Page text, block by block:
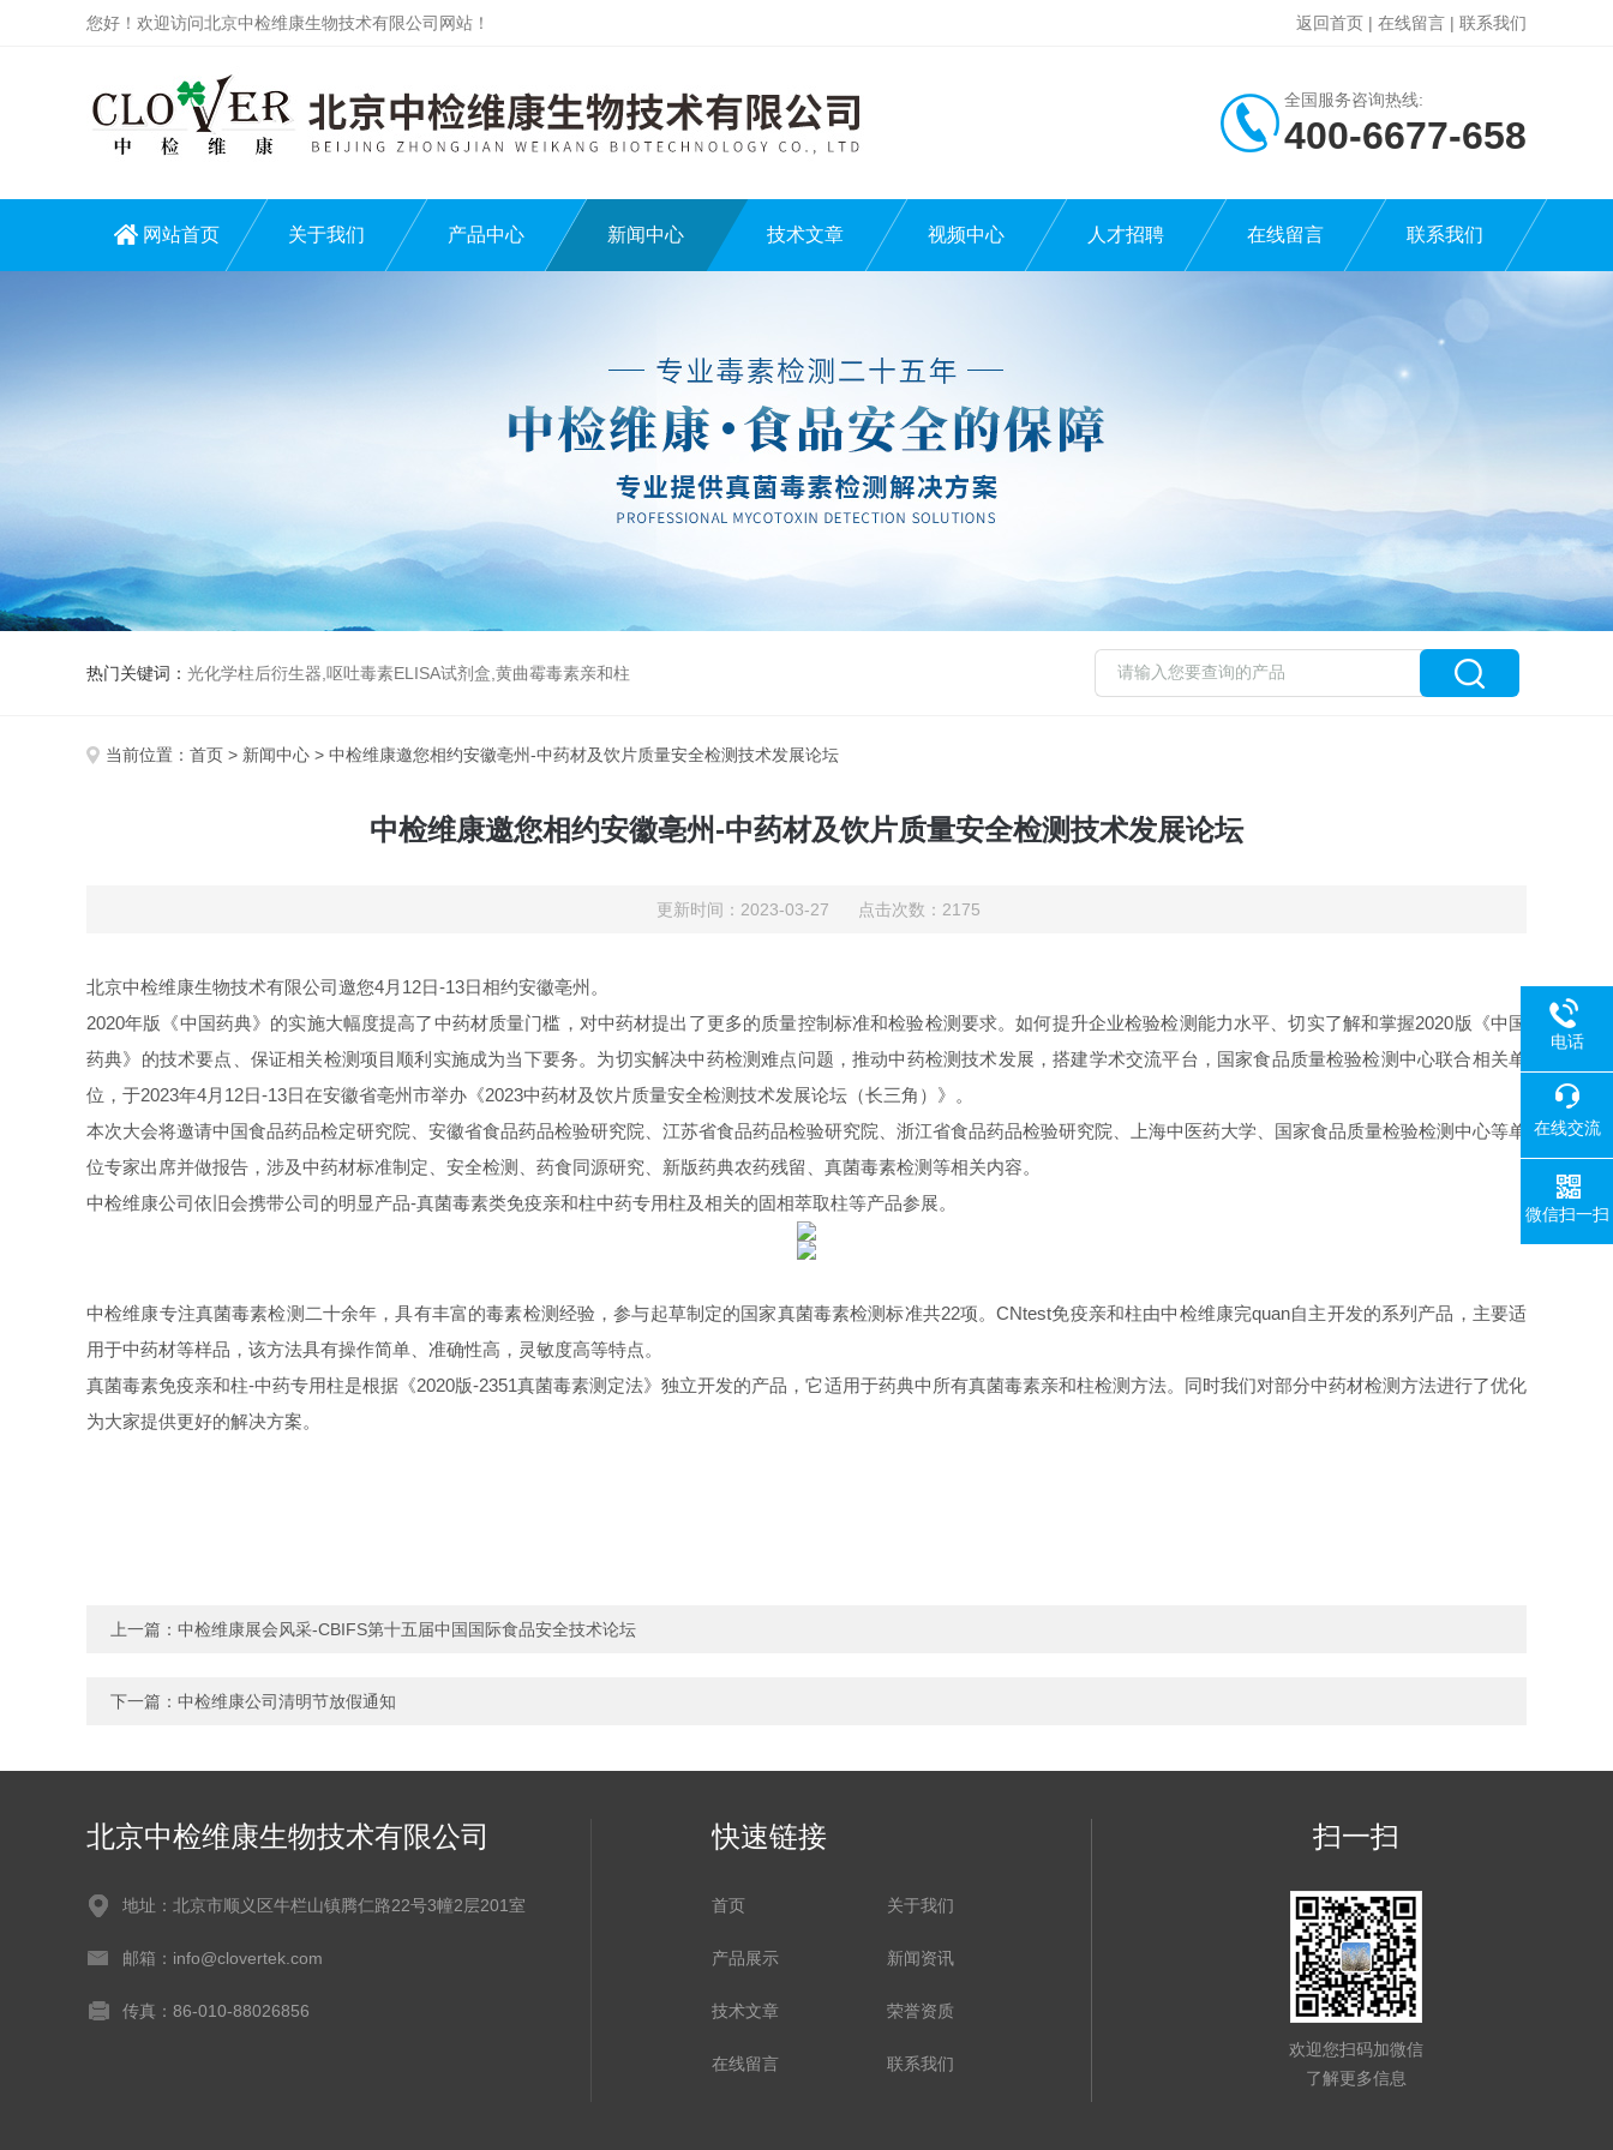
您好！欢迎访问北京中检维康生物技术有限公司网站！ 返回首页 | 在线留言 | 联系我们
全国服务咨询热线:
400-6677-658
网站首页 关于我们 产品中心 新闻中心 技术文章 视频中心 人才招聘 在线留言 联系我们
热门关键词： 光化学柱后衍生器,呕吐毒素ELISA试剂盒,黄曲霉毒素亲和柱
当前位置： 首页 > 新闻中心 > 中检维康邀您相约安徽亳州-中药材及饮片质量安全检测技术发展论坛
中检维康邀您相约安徽亳州-中药材及饮片质量安全检测技术发展论坛
更新时间：2023-03-27 点击次数：2175
北京中检维康生物技术有限公司邀您4月12日-13日相约安徽亳州。
2020年版《中国药典》的实施大幅度提高了中药材质量门槛，对中药材提出了更多的质量控制标准和检验检测要求。如何提升企业检验检测能力水平、切实了解和掌握2020版《中国
药典》的技术要点、保证相关检测项目顺利实施成为当下要务。为切实解决中药检测难点问题，推动中药检测技术发展，搭建学术交流平台，国家食品质量检验检测中心联合相关单
位，于2023年4月12日-13日在安徽省亳州市举办《2023中药材及饮片质量安全检测技术发展论坛（长三角）》。
本次大会将邀请中国食品药品检定研究院、安徽省食品药品检验研究院、江苏省食品药品检验研究院、浙江省食品药品检验研究院、上海中医药大学、国家食品质量检验检测中心等单
位专家出席并做报告，涉及中药材标准制定、安全检测、药食同源研究、新版药典农药残留、真菌毒素检测等相关内容。
中检维康公司依旧会携带公司的明显产品-真菌毒素类免疫亲和柱中药专用柱及相关的固相萃取柱等产品参展。
中检维康专注真菌毒素检测二十余年，具有丰富的毒素检测经验，参与起草制定的国家真菌毒素检测标准共22项。CNtest免疫亲和柱由中检维康完quan自主开发的系列产品，主要适
用于中药材等样品，该方法具有操作简单、准确性高，灵敏度高等特点。
真菌毒素免疫亲和柱-中药专用柱是根据《2020版-2351真菌毒素测定法》独立开发的产品，它适用于药典中所有真菌毒素亲和柱检测方法。同时我们对部分中药材检测方法进行了优化
为大家提供更好的解决方案。
上一篇： 中检维康展会风采-CBIFS第十五届中国国际食品安全技术论坛
下一篇： 中检维康公司清明节放假通知
北京中检维康生物技术有限公司
地址：北京市顺义区牛栏山镇腾仁路22号3幢2层201室
邮箱：info@clovertek.com
传真：86-010-88026856
快速链接
首页 关于我们
产品展示 新闻资讯
技术文章 荣誉资质
在线留言 联系我们
扫一扫
欢迎您扫码加微信
了解更多信息
电话
在线交流
微信扫一扫